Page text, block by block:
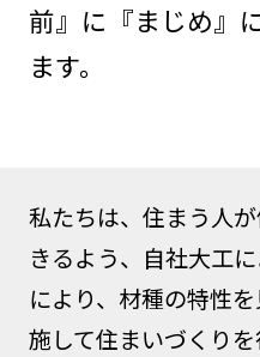
前』に『まじめ』
ます。
私たちは、住まう人
きるよう、自社大工
により、材種の特性
施して住まいづくり